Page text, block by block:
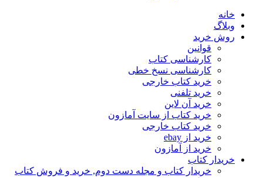
خانه
وبلاگ
روش خرید
قوانین
کارشناسی کتاب
کارشناسی نسخ خطی
خرید کتاب خارجی
خرید تلفنی
خرید آن لاین
خرید کتاب از سایت آمازون
خرید کتاب خارجی
خرید از ebay
خرید از آمازون
خریدار کتاب
خریدار کتاب و مجله دست دوم, خرید و فروش کتاب